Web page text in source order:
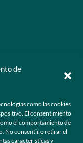
de
como las cookies
El consentimiento
el comportamiento de
No consentir o retirar el
características y